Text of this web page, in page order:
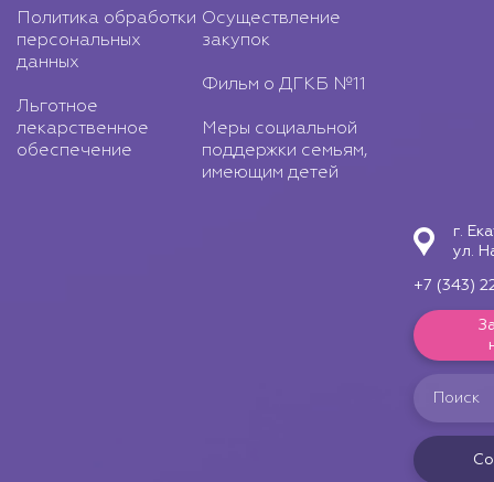
Политика обработки
персональных
данных
Льготное
лекарственное
обеспечение
Осуществление
закупок
Фильм о ДГКБ №11
Меры социальной
поддержки семьям,
имеющим детей
г.
ул.
+7 (343)